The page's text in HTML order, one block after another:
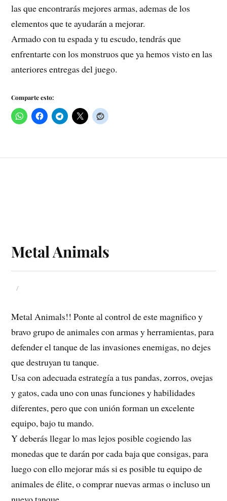
las que encontrarás mejores armas, ademas de los
elementos que te ayudarán a mejorar.
Armado con tu espada y tu escudo, tendrás que
enfrentarte con los monstruos que ya hemos visto en las
anteriores entregas del juego.
Comparte esto:
Metal Animals
Metal Animals!! Ponte al control de este magnifico y
bravo grupo de animales con armas y herramientas, para
defender el tanque de las invasiones enemigas, no dejes
que destruyan tu tanque.
Usa con adecuada estrategía a tus pandas, zorros, ovejas
y gatos, cada uno con unas funciones y habilidades
diferentes, pero que con unión forman un excelente
equipo, bajo tu mando.
Y deberás llegar lo mas lejos posible cogiendo las
monedas que te darán por cada baja que consigas, para
luego con ello mejorar más si es posible tu equipo de
animales de élite, o comprar nuevas armas o incluso un